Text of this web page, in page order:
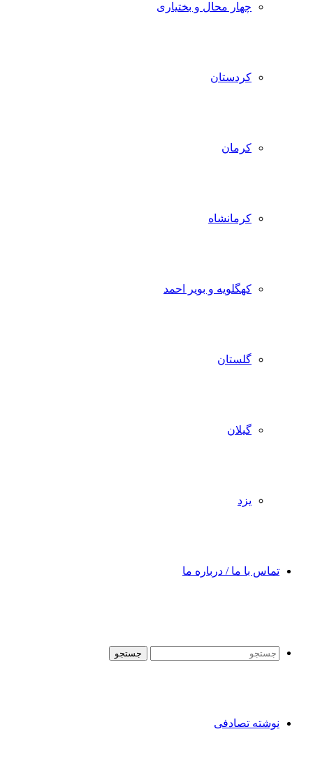
چهار محال و بختیاری
کردستان
کرمان
کرمانشاه
کهگلویه و بویر احمد
گلستان
گیلان
یزد
تماس با ما / درباره ما
جستجو
نوشته تصادفی